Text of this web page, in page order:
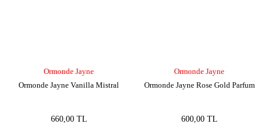
Ormonde Jayne
Ormonde Jayne Vanilla Mistral
660,00 TL
Ormonde Jayne
Ormonde Jayne Rose Gold Parfum
600,00 TL